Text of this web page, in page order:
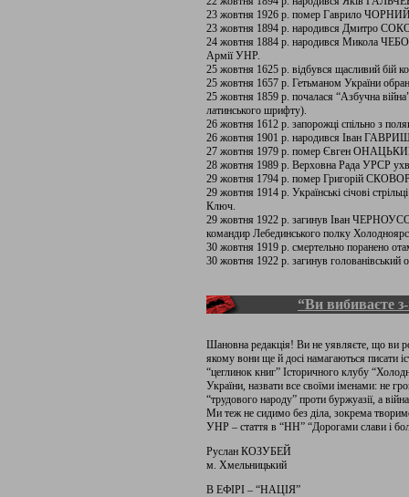
23 жовтня 1926 р. помер Гаврило
23 жовтня 1894 р. народився Дмитро
24 жовтня 1884 р. народився Микола
Армії УНР.
25 жовтня 1625 р. відбувся щасливий
25 жовтня 1657 р. Гетьманом України
25 жовтня 1859 р. почалася “Азбучна
латинського шрифту).
26 жовтня 1612 р. запорожці спільно з
26 жовтня 1901 р. народився Іван
27 жовтня 1979 р. помер Євген
28 жовтня 1989 р. Верховна Рада УРСР
29 жовтня 1794 р. помер Григорій
29 жовтня 1914 р. Українські січові
Ключ.
29 жовтня 1922 р. загинув Іван
командир Лебединського полку
30 жовтня 1919 р. смертельно
30 жовтня 1922 р. загинув
“Ви вибиваєте з-
Шановна редакція! Ви не уявляєте, що ви
якому вони ще й досі намагаються писати
“цеглинок книг” Історичного клубу
України, назвати все своїми іменами: не
“трудового народу” проти буржуазії, а
Ми теж не сидимо без діла, зокрема творимо
УНР – стаття в “НН” “Дорогами слави і
Руслан КОЗУБЕЙ
м. Хмельницький
В ЕФІРІ – “НАЦІЯ”